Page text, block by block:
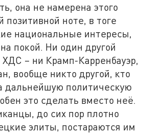
она не намерена этого
позитивной ноте, в тоге
национальные интересы,
покой. Ни один другой
– ни Крамп-Карренбауэр,
вообще никто другой, кто
дальнейшую политическую
это сделать вместо неё.
до сих пор плотно
элиты, постараются им